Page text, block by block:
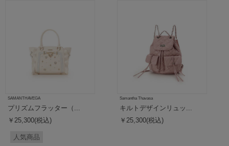
SAMANTHAVEGA
プリズムフラッター（...
￥25,300(税込)
人気商品
Samantha Thavasa
キルトデザインリュッ...
￥25,300(税込)